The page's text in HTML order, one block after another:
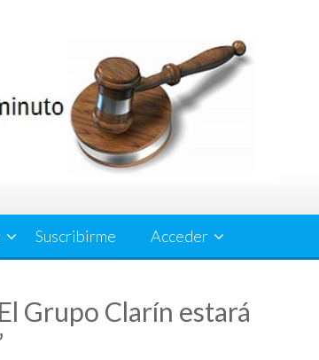
Suscribirme Acceder
Grupo Clarín estará